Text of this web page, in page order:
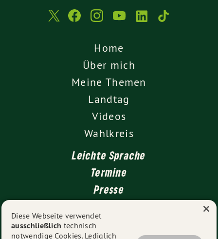
Home
Über mich
Meine Themen
Landtag
Videos
Wahlkreis
Leichte Sprache
Termine
Presse
Impressum
Diese Webseite verwendet
ausschließlich technisch
notwendige Cookies. Lediglich
×